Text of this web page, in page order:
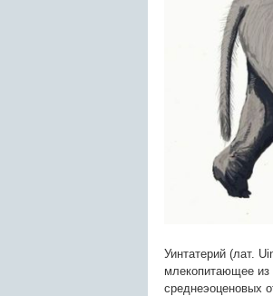
Уинтатерий (лат.
млекопитающее из
среднеэоценовых